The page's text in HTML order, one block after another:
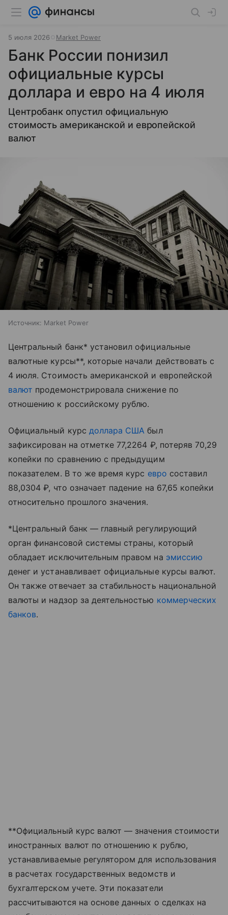
5 июля 2026 Market Power
Банк России понизил
официальные курсы
доллара и евро на 4 июля
Центробанк опустил официальную
стоимость американской и европейской
валют
Источник: Market Power
Центральный банк* установил официальные
валютные курсы**, которые начали действовать с
4 июля. Стоимость американской и европейской
валют продемонстрировала снижение по
отношению к российскому рублю.
Официальный курс доллара США был
зафиксирован на отметке 77,2264 ₽, потеряв 70,29
копейки по сравнению с предыдущим
показателем. В то же время курс евро составил
88,0304 ₽, что означает падение на 67,65 копейки
относительно прошлого значения.
*Центральный банк — главный регулирующий
орган финансовой системы страны, который
обладает исключительным правом на эмиссию
денег и устанавливает официальные курсы валют.
Он также отвечает за стабильность национальной
валюты и надзор за деятельностью коммерческих
банков.
**Официальный курс валют — значения стоимости
иностранных валют по отношению к рублю,
устанавливаемые регулятором для использования
в расчетах государственных ведомств и
бухгалтерском учете. Эти показатели
рассчитываются на основе данных о сделках на